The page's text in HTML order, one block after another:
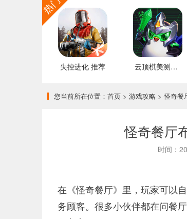
失控进化 推荐 云顶棋美测服 最新版
您当前所在位置： 首页 > 游戏攻略 > 怪奇餐
怪奇餐厅
时间：
在《怪奇餐厅》里，玩家可以
务顾客。很多小伙伴都在问餐